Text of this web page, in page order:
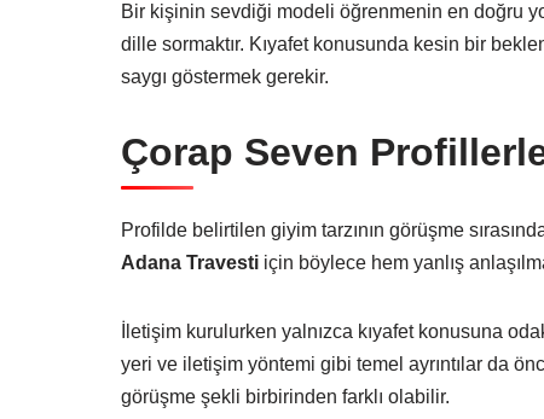
Bir kişinin sevdiği modeli öğrenmenin en doğru
dille sormaktır. Kıyafet konusunda kesin bir
saygı göstermek gerekir.
Çorap Seven
Profilde belirtilen giyim tarzının görüşme
Adana Travesti için böylece hem yanlış
İletişim kurulurken yalnızca kıyafet konusuna
yeri ve iletişim yöntemi gibi temel ayrıntılar da
görüşme şekli birbirinden farklı olabilir.